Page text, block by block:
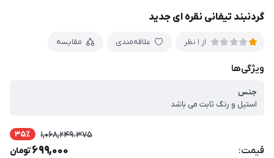
گردنبند تیفانی نقره ای جدید
از 1 نظر علاقه‌مندی مقایسه
ویژگی‌ها
جنس
استیل و رنگ ثابت می باشد
قیمت:
1,068,249.375 35٪
699,000تومان